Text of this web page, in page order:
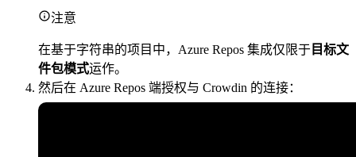
注意
在基于字符串的项目中，Azure Repos 集成仅限于 目标文
件包模式运作。
然后在 Azure Repos 端授权与 Crowdin 的连接：